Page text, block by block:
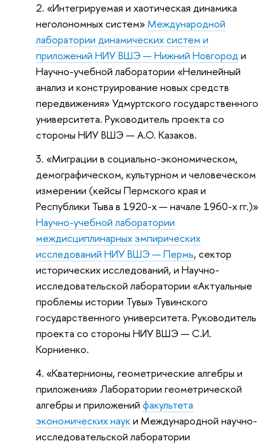
«Интегрируемая и хаотическая динамика
неголономных систем» Международной
лаборатории динамических систем и
приложений НИУ ВШЭ — Нижний Новгород и
Научно-учебной лаборатории «Нелинейный
анализ и конструирование новых средств
передвижения» Удмуртского государственного
университета. Руководитель проекта со
стороны НИУ ВШЭ — А.О. Казаков.
«Миграции в социально-экономическом,
демографическом, культурном и человеческом
измерении (кейсы Пермского края и
Республики Тыва в 1920-х — начале 1960-х гг.)»
Научно-учебной лаборатории
междисциплинарных эмпирических
исследований НИУ ВШЭ — Пермь, сектор
исторических исследований, и Научно-
исследовательской лаборатории «Актуальные
проблемы истории Тувы» Тувинского
государственного университета. Руководитель
проекта со стороны НИУ ВШЭ — С.И.
Корниенко.
«Кватернионы, геометрические алгебры и
приложения» Лаборатории геометрической
алгебры и приложенийфакультета
экономических науки Международной научно-
исследовательской лаборатории